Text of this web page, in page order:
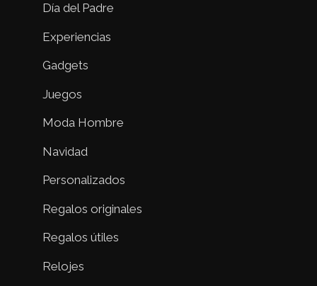
Día del Padre
Experiencias
Gadgets
Juegos
Moda Hombre
Navidad
Personalizados
Regalos originales
Regalos útiles
Relojes